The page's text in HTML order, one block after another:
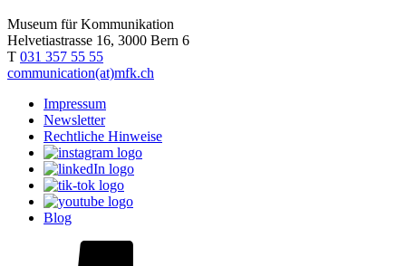
Museum für Kommunikation
Helvetiastrasse 16, 3000 Bern 6
T 031 357 55 55
communication(at)mfk.ch
Impressum
Newsletter
Rechtliche Hinweise
Blog